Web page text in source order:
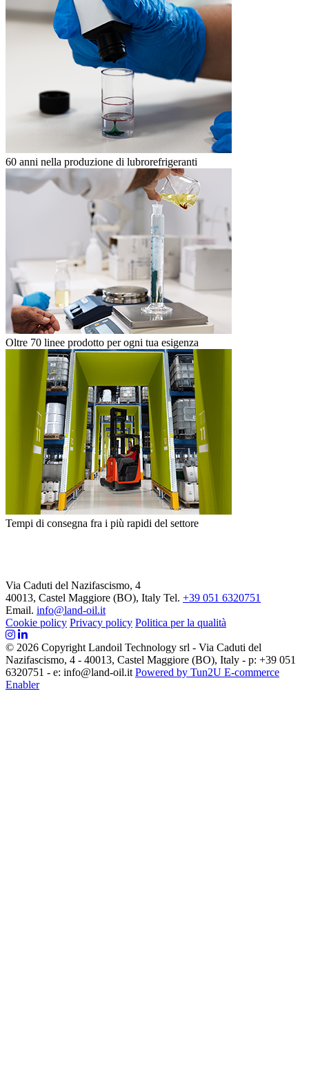
60 anni nella produzione di lubrorefrigeranti
Oltre 70 linee prodotto per ogni tua esigenza
Tempi di consegna fra i più rapidi del settore
Via Caduti del Nazifascismo, 4
40013, Castel Maggiore (BO), Italy Tel. +39 051 6320751
Email. info@land-oil.it
Cookie policy Privacy policy Politica per la qualità
© 2026 Copyright Landoil Technology srl - Via Caduti del
Nazifascismo, 4 - 40013, Castel Maggiore (BO), Italy - p: +39 051
6320751 - e: info@land-oil.it Powered by Tun2U E-commerce
Enabler